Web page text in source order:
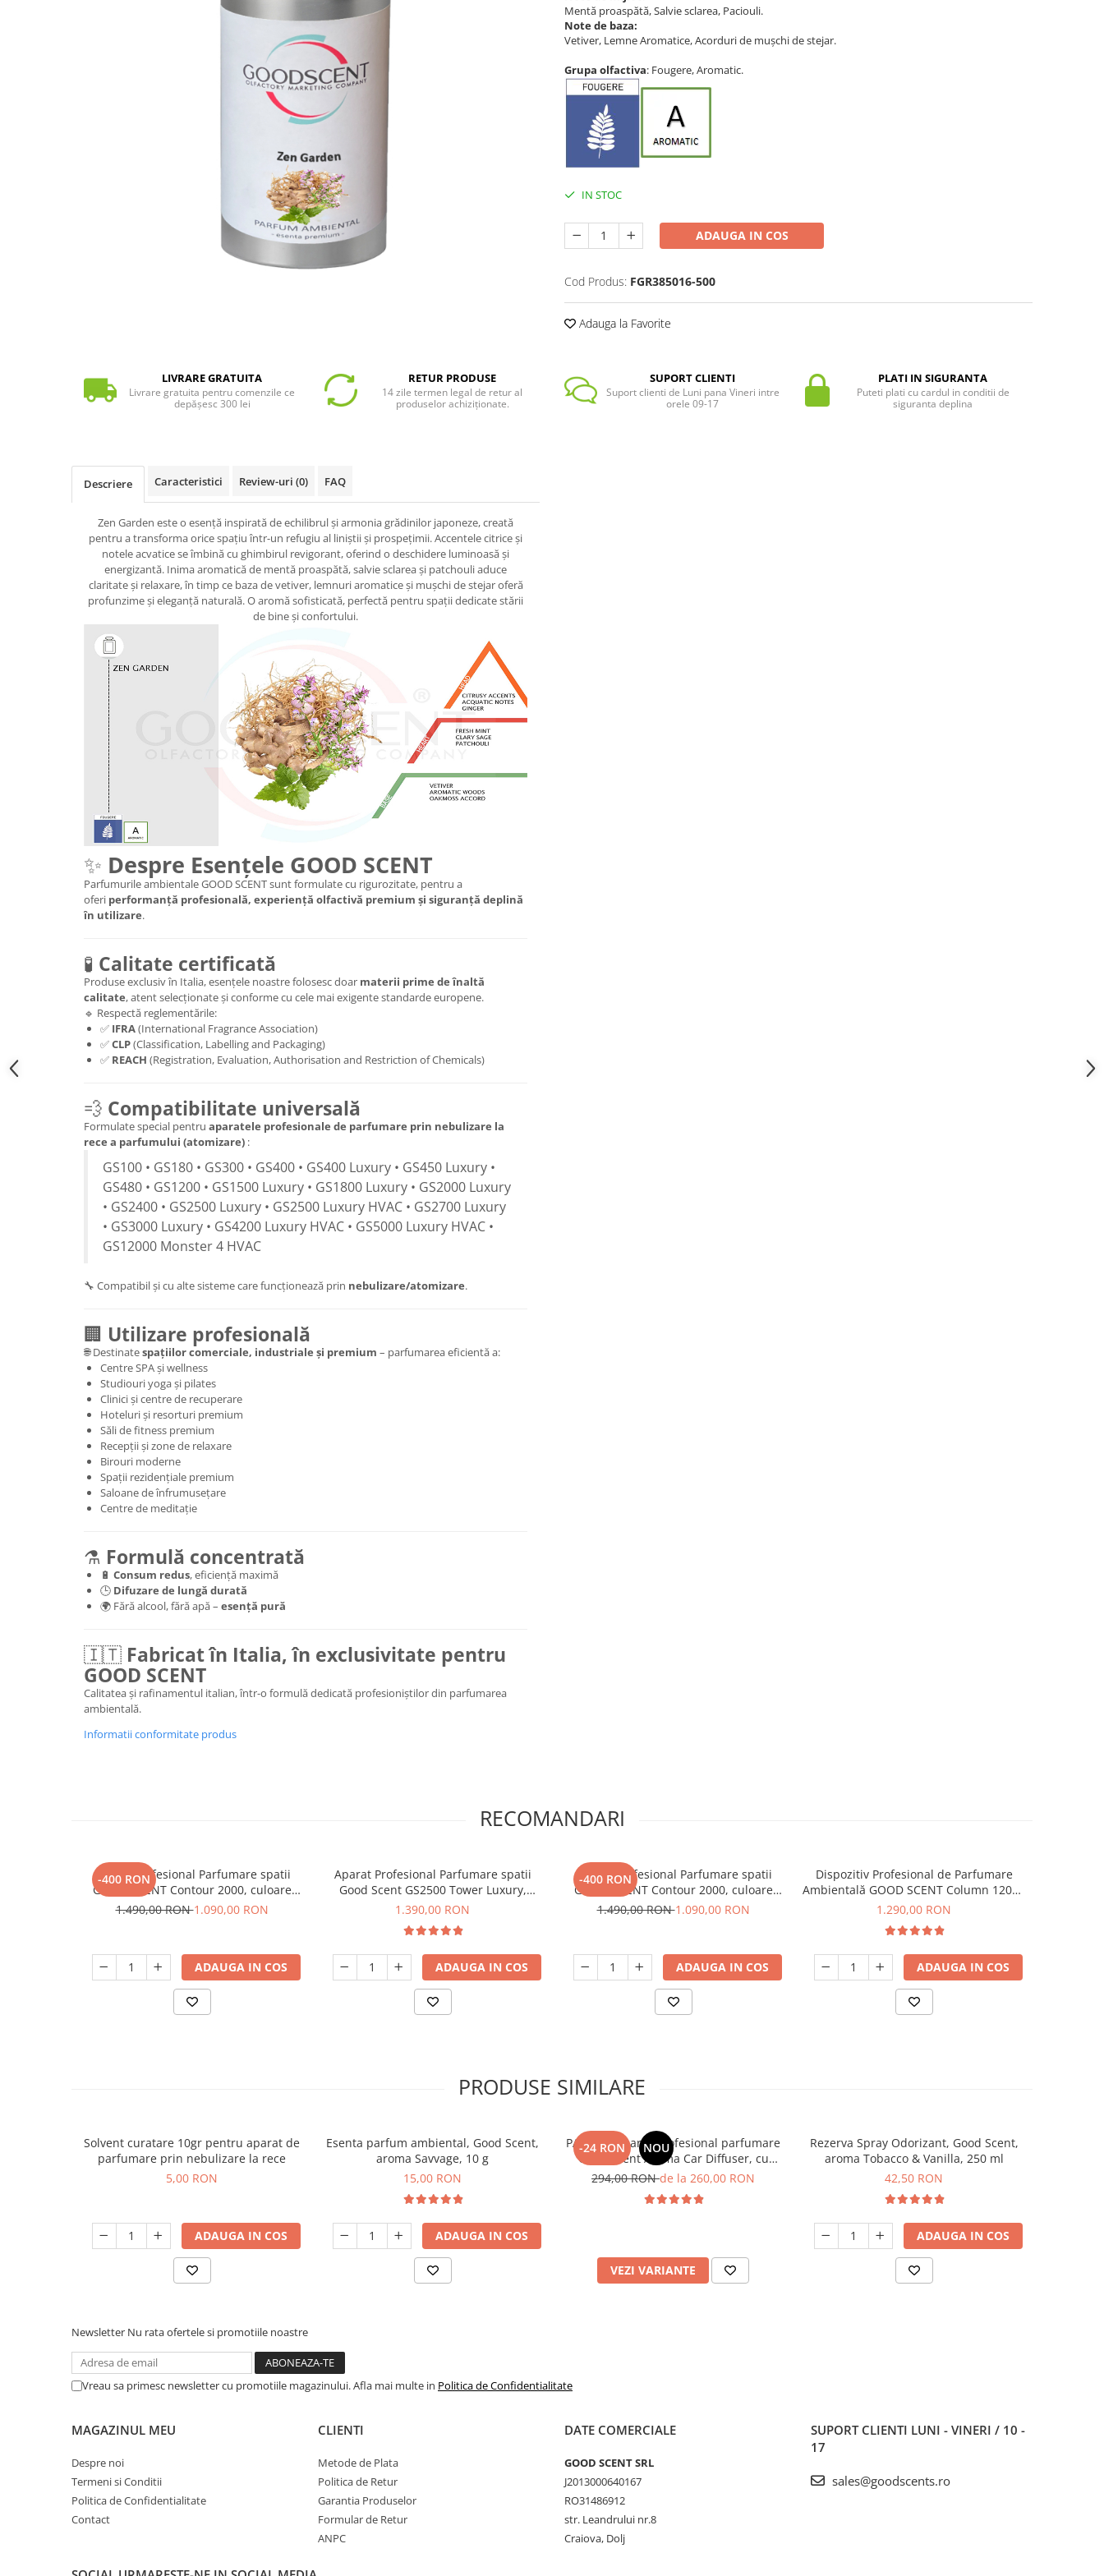
Mentă proaspătă, Salvie sclarea, Paciouli.
Note de baza:
Vetiver, Lemne Aromatice, Acorduri de mușchi de stejar.
Grupa olfactiva: Fougere, Aromatic.
IN STOC
ADAUGA IN COS
Cod Produs: FGR385016-500
Adauga la Favorite
LIVRARE GRATUITA
Livrare gratuita pentru comenzile ce
depășesc 300 lei
RETUR PRODUSE
14 zile termen legal de retur al
produselor achiziționate.
SUPORT CLIENTI
Suport clienti de Luni pana Vineri intre
orele 09-17
PLATI IN SIGURANTA
Puteti plati cu cardul in conditii de
siguranta deplina
Descriere Caracteristici Review-uri (0) FAQ
Zen Garden este o esență inspirată de echilibrul și armonia grădinilor japoneze, creată
pentru a transforma orice spațiu într-un refugiu al liniștii și prospețimii. Accentele citrice și
notele acvatice se îmbină cu ghimbirul revigorant, oferind o deschidere luminoasă și
energizantă. Inima aromatică de mentă proaspătă, salvie sclarea și patchouli aduce
claritate și relaxare, în timp ce baza de vetiver, lemnuri aromatice și mușchi de stejar oferă
profunzime și eleganță naturală. O aromă sofisticată, perfectă pentru spații dedicate stării
de bine și confortului.
✨ Despre Esențele GOOD SCENT
Parfumurile ambientale GOOD SCENT sunt formulate cu rigurozitate, pentru a
oferi performanță profesională, experiență olfactivă premium și siguranță deplină
în utilizare.
🧪 Calitate certificată
Produse exclusiv în Italia, esențele noastre folosesc doar materii prime de înaltă
calitate, atent selecționate și conforme cu cele mai exigente standarde europene.
🔹 Respectă reglementările:
✅ IFRA(International Fragrance Association)
✅CLP(Classification, Labelling and Packaging)
✅ REACH (Registration, Evaluation, Authorisation and Restriction of Chemicals)
💨 Compatibilitate universală
Formulate special pentru aparatele profesionale de parfumare prin nebulizare la
rece a parfumului (atomizare) :
GS100 • GS180 • GS300 • GS400 • GS400 Luxury • GS450 Luxury •
GS480 • GS1200 • GS1500 Luxury • GS1800 Luxury • GS2000 Luxury
• GS2400 • GS2500 Luxury • GS2500 Luxury HVAC • GS2700 Luxury
• GS3000 Luxury • GS4200 Luxury HVAC • GS5000 Luxury HVAC •
GS12000 Monster 4 HVAC
🔧 Compatibil și cu alte sisteme care funcționează prin nebulizare/atomizare.
🏢 Utilizare profesională
🌐 Destinatespațiilor comerciale, industriale și premium – parfumarea eficientă a:
Centre SPA și wellness
Studiouri yoga și pilates
Clinici și centre de recuperare
Hoteluri și resorturi premium
Săli de fitness premium
Recepții și zone de relaxare
Birouri moderne
Spații rezidențiale premium
Saloane de înfrumusețare
Centre de meditație
⚗️ Formulă concentrată
🔋 Consum redus, eficiență maximă
🕒 Difuzare de lungă durată
🌍 Fără alcool, fără apă – esență pură
🇮🇹 Fabricat în Italia, în exclusivitate pentru
GOOD SCENT
Calitatea și rafinamentul italian, într-o formulă dedicată profesioniștilor din parfumarea
ambientală.
Informatii conformitate produs
RECOMANDARI
-400 RON
Aparat profesional Parfumare spatii
GOOD SCENT Contour 2000, culoare
alba, cu Wi-Fi
1.490,00 RON1.090,00 RON
ADAUGA IN COS
Aparat Profesional Parfumare spatii
Good Scent GS2500 Tower Luxury,
culoare neagra
1.390,00 RON
ADAUGA IN COS
-400 RON
Aparat profesional Parfumare spatii
GOOD SCENT Contour 2000, culoare
neagra, cu Wi-FI
1.490,00 RON1.090,00 RON
ADAUGA IN COS
Dispozitiv Profesional de Parfumare
Ambientală GOOD SCENT Column 1200 -
Titanium Black
1.290,00 RON
ADAUGA IN COS
PRODUSE SIMILARE
Solvent curatare 10gr pentru aparat de
parfumare prin nebulizare la rece
5,00 RON
ADAUGA IN COS
Esenta parfum ambiental, Good Scent,
aroma Savvage, 10 g
15,00 RON
ADAUGA IN COS
-24 RON NOU
PACHET: Aparat profesional parfumare
Good Scent Aroma Car Diffuser, cu
baterie interna, negru si 5 rezerve
294,00 RONde la 260,00 RON
VEZI VARIANTE
Rezerva Spray Odorizant, Good Scent,
aroma Tobacco & Vanilla, 250 ml
42,50 RON
ADAUGA IN COS
Newsletter Nu rata ofertele si promotiile noastre
Vreau sa primesc newsletter cu promotiile magazinului. Afla mai multe in Politica de Confidentialitate
MAGAZINUL MEU
Despre noi
Termeni si Conditii
Politica de Confidentialitate
Contact
CLIENTI
Metode de Plata
Politica de Retur
Garantia Produselor
Formular de Retur
ANPC
DATE COMERCIALE
GOOD SCENT SRL
J2013000640167
RO31486912
str. Leandrului nr.8
Craiova, Dolj
SUPORT CLIENTI LUNI - VINERI / 10 -
17
sales@goodscents.ro